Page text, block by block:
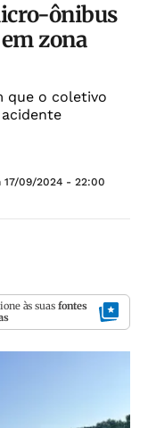
ônibus
zona
que o coletivo
17/09/2024 - 22:00
às suas fontes